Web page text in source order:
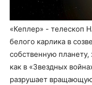
«Кеплер» - телескоп
белого карлика в
собственную
как в «Звездных
разрушает